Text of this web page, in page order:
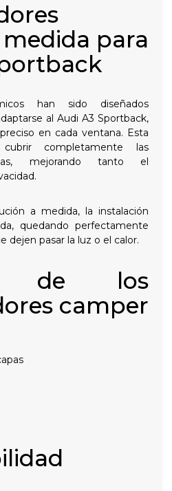
para
han sido diseñados
al Audi A3 Sportback,
en cada ventana. Esta
completamente las
mejorando tanto el
a medida, la instalación
quedando perfectamente
dejen pasar la luz o el calor.
de los
camper